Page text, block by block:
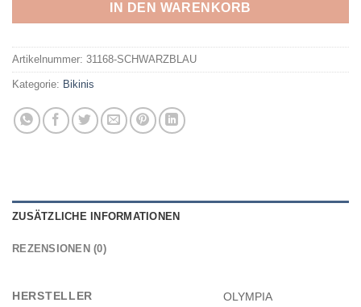
IN DEN WARENKORB
Artikelnummer: 31168-SCHWARZBLAU
Kategorie: Bikinis
ZUSÄTZLICHE INFORMATIONEN
REZENSIONEN (0)
HERSTELLER OLYMPIA